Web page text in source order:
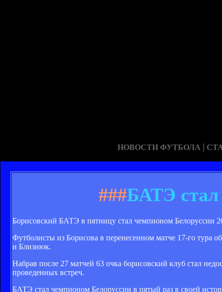
НОВОСТИ ФУТБОЛА |
###БАТЭ стал
Борисовский БАТЭ в пятницу стал чемпионом Белоруссии
Футболисты из Борисова в перенесенном матче 17-го
и Близнюк.
Набрав после 27 матчей 63 очка борисовский клуб стал
проведенных встреч.
БАТЭ стал чемпионом Белоруссии в пятый раз в своей